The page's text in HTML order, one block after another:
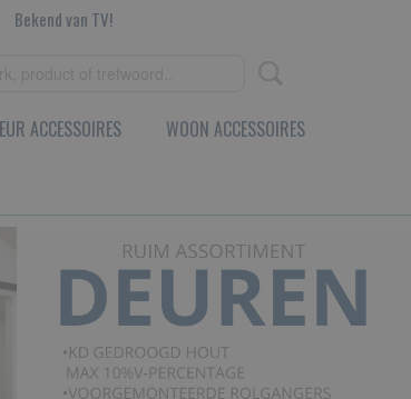
Bekend van TV!
ACCESSOIRES WOON ACCESSOIRES